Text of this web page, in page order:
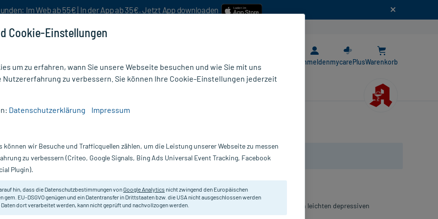
Im Web ab 55€ | In der App ab 35€. Jetzt App downloaden
AnmeldenmycarePlusWarenkorb
Nur für kurze Zeit:Gratis-Versand* ab 19€ Mindestbestellwert!
60 St Bayer
Pflanzliches Arzneimittel mit Johanniskraut zur Behandlung von leichten depressiven
Verstimmungen.
Cookie-Einstellungen
um zu erfahren, wann Sie unsere Webseite besuchen und wie Sie mit uns
Nutzererfahrung zu verbessern. Sie können Ihre Cookie-Einstellungen jederzeit
Datenschutzerklärung Impressum
können wir Besuche und Trafficquellen zählen, um die Leistung unserer Webseite zu messen
zu verbessern (Criteo, Google Signals, Bing Ads Universal Event Tracking, Facebook
Plugin).
hin, dass die Datenschutzbestimmungen vonGoogle Analytics nicht zwingend den Europäischen
gem. EU-DSGVO genügen und ein Datentransfer in Drittstaaten bzw. die USA nicht ausgeschlossen werden
Daten dort verarbeitet werden, kann nicht geprüft und nachvollzogen werden.